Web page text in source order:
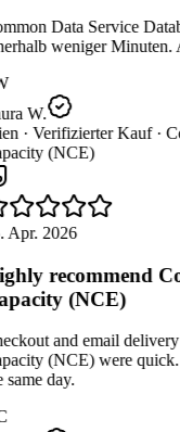
Data Service
weniger Minuten.
W.
· Verifizierter Kauf ·
(NCE)
Apr. 2026
recommend
(NCE)
and email
(NCE) were quick.
day.